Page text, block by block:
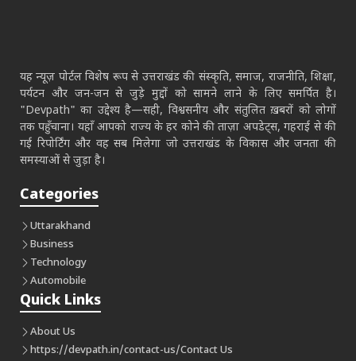
यह न्यूज़ पोर्टल विशेष रूप से उत्तराखंड की संस्कृति, समाज, राजनीति, शिक्षा,
पर्यटन और जन-जन से जुड़े मुद्दों को सामने लाने के लिए समर्पित है।
"Devpath" का उद्देश्य है—सही, विश्वसनीय और संतुलित ख़बरों को लोगों
तक पहुँचाना। यहाँ आपको राज्य के हर कोने की ताज़ा अपडेट्स, गहराई से की
गई रिपोर्टिंग और वह सब मिलेगा जो उत्तराखंड के विकास और जनता की
समस्याओं से जुड़ा है।
Categories
Uttarakhand
Business
Technology
Automobile
Quick Links
About Us
https://devpath.in/contact-us/Contact Us